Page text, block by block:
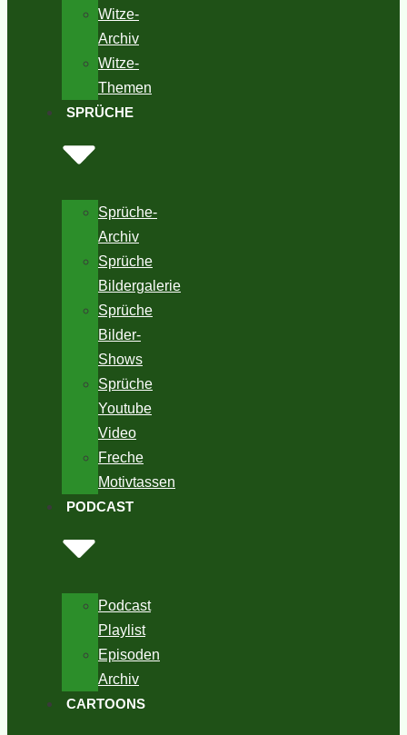
Witze-
Archiv
Witze-
Themen
SPRÜCHE
Sprüche-
Archiv
Sprüche
Bildergalerie
Sprüche
Bilder-
Shows
Sprüche
Youtube
Video
Freche
Motivtassen
PODCAST
Podcast
Playlist
Episoden
Archiv
CARTOONS